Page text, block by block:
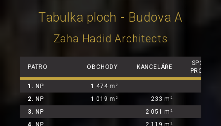
Tabulka ploch - Budova A
Zaha Hadid Architects
PATRO OBCHODY KANCELÁŘE
1. NP 1 474 m 2
2. NP 1 019 m 2 233 m 2
3. NP 2 051 m 2
4. NP 2 119 m 2